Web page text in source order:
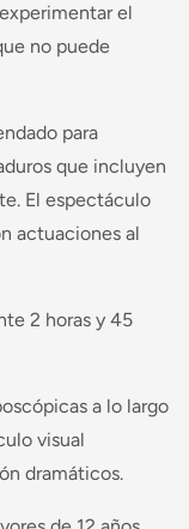
el
no puede
para
que incluyen
El espectáculo
actuaciones al
2 horas y 45
a lo largo
visual
dramáticos.